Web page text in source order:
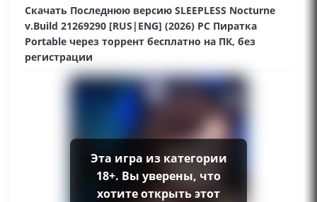
Скачать Последнюю версию SLEEPLESS Nocturne
v.Build 21269290 [RUS|ENG] (2026) PC Пиратка
Portable через торрент бесплатно на ПК, без
регистрации
Эта игра из категории
18+. Вы уверены, что
хотите открыть этот